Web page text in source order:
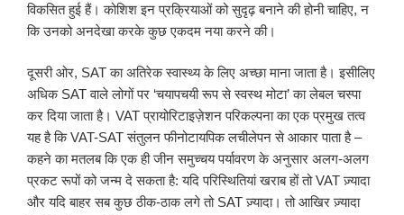
विकसित हुई हैं। कोशिश इन प्रक्रियाओं को सुदृढ़ बनाने की होनी चाहिए, न
कि उनको अनदेखा करके कुछ एकदम नया करने की।
दूसरी ओर, SAT का अतिरेक स्वास्थ्य के लिए अच्छा माना जाता है। इसीलिए
अधिक SAT वाले लोगों पर ‘चयापचयी रूप से स्वस्थ मोटा’ का लेबल चस्पा
कर दिया जाता है। VAT प्रायोरिटाइज़ेशन परिकल्पना का एक प्रमुख तत्व
यह है कि VAT-SAT संतुलन फीनोटायपिक लचीलेपन से आकार पाता है –
कहने का मतलब कि एक ही जीन समुच्चय पर्यावरण के अनुसार अलग-अलग
प्रकट रूपों को जन्म दे सकता है: यदि परिस्थितियां खराब हों तो VAT ज़्यादा
और यदि बाहर सब कुछ ठीक-ठाक लगे तो SAT ज़्यादा। तो आखिर ज़्यादा